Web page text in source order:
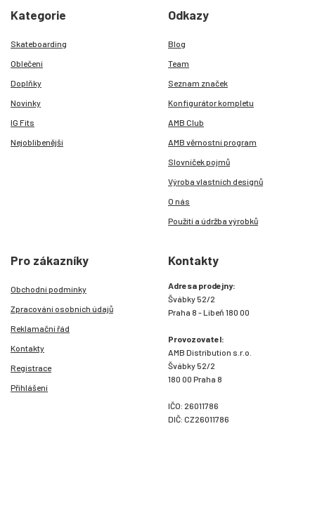
Kategorie
Skateboarding
Oblečení
Doplňky
Novinky
IG Fits
Nejoblíbenější
Odkazy
Blog
Team
Seznam značek
Konfigurátor kompletu
AMB Club
AMB věrnostní program
Slovníček pojmů
Výroba vlastních designů
O nás
Použití a údržba výrobků
Pro zákazníky
Obchodní podmínky
Zpracování osobních údajů
Reklamační řád
Kontakty
Registrace
Přihlášení
Kontakty
Adresa prodejny:
Švábky 52/2
Praha 8 - Libeň 180 00
Provozovatel:
AMB Distribution s.r.o.
Švábky 52/2
180 00 Praha 8
IČO: 26011786
DIČ: CZ26011786